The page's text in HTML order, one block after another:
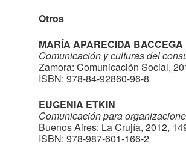
Otros
MARÍA APARECIDA BACCEGA
Comunicación y culturas del
Zamora: Comunicación Social,
ISBN: 978-84-92860-96-8
EUGENIA ETKIN
Comunicación para
Buenos Aires: La Crujía, 2012,
ISBN: 978-987-601-166-2